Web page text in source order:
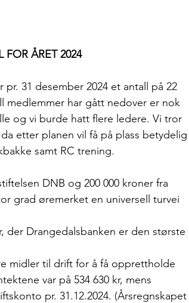
FOR ÅRET 2024
pr. 31 desember 2024 et antall på 22
medlemmer har gått nedover er nok
og vi burde hatt flere ledere. Vi tror
etter planen vil få på plass betydelig
samt RC trening.
DNB og 200 000 kroner fra
grad øremerket en universell turvei
der Drangedalsbanken er den største
midler til drift for å få opprettholde
var på 534 630 kr, mens
pr. 31.12.2024. (Årsregnskapet